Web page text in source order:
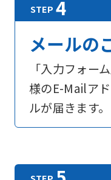
メールの
「入力フォー
様のE-Mailア
ルが届きます。